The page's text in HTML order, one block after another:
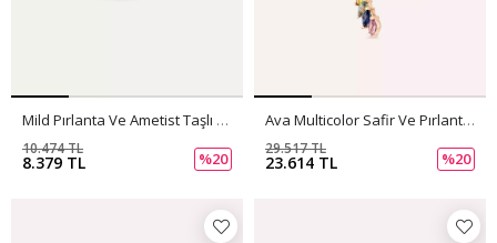
Mild Pırlanta Ve Ametist Taşlı Mini Tek Küpe
8.379 TL
10.474 TL
%20
Ava Multicolor Safir Ve Pırlanta Taşlı Rose Altın Tek Küpe
23.614 TL
29.517 TL
%20